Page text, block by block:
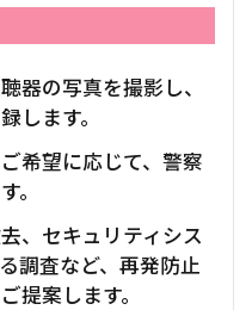
器の写真を撮影し、
します。
希望に応じて、警察
。
、セキュリティシス
調査など、再発防止
提案します。